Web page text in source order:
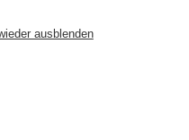
ausblenden